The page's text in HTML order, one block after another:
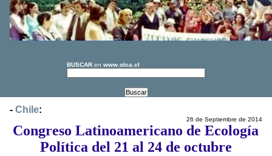
BUSCAR en www.olca.cl
- Chile:
26 de Septiembre de 2014
Congreso Latinoamericano de Ecología
Política del 21 al 24 de octubre